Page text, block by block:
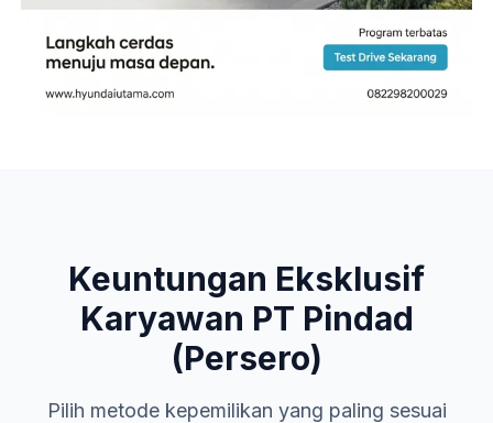
Keuntungan Eksklusif
Karyawan PT Pindad
(Persero)
Pilih metode kepemilikan yang paling sesuai